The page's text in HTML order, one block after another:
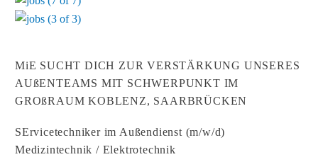
MiE SUCHT DICH ZUR VERSTÄRKUNG UNSERES
AUßENTEAMS MIT SCHWERPUNKT IM
GROßRAUM KOBLENZ, SAARBRÜCKEN
SErvicetechniker im Außendienst (m/w/d)
Medizintechnik / Elektrotechnik